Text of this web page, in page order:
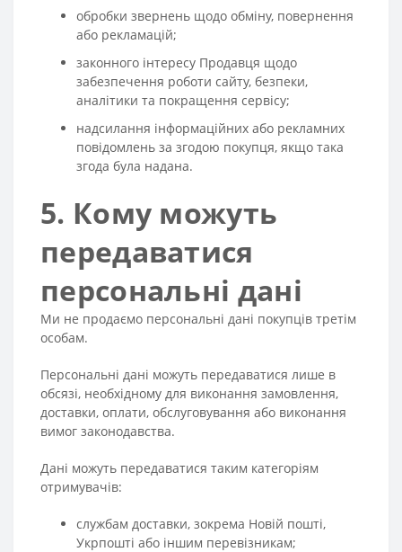
обробки звернень щодо обміну, повернення
або рекламацій;
законного інтересу Продавця щодо
забезпечення роботи сайту, безпеки,
аналітики та покращення сервісу;
надсилання інформаційних або рекламних
повідомлень за згодою покупця, якщо така
згода була надана.
5. Кому можуть
передаватися
персональні дані
Ми не продаємо персональні дані покупців третім
особам.
Персональні дані можуть передаватися лише в
обсязі, необхідному для виконання замовлення,
доставки, оплати, обслуговування або виконання
вимог законодавства.
Дані можуть передаватися таким категоріям
отримувачів:
службам доставки, зокрема Новій пошті,
Укрпошті або іншим перевізникам;